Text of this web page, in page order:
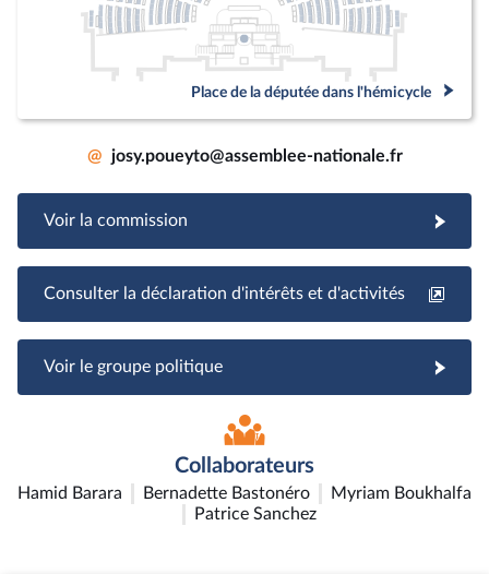
Place de la députée dans l'hémicycle
@ josy.poueyto@assemblee-nationale.fr
Voir la commission
Consulter la déclaration d'intérêts et d'activités
Voir le groupe politique
Collaborateurs
Hamid Barara Bernadette Bastonéro
Myriam Boukhalfa
Patrice Sanchez